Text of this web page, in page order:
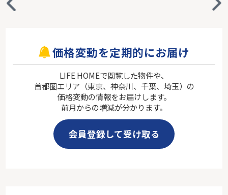
価格変動を定期的にお届け
LIFE HOMEで閲覧した物件や、
首都圏エリア（東京、神奈川、千葉、埼玉）の
価格変動の情報をお届けします。
前月からの増減が分かります。
会員登録して受け取る